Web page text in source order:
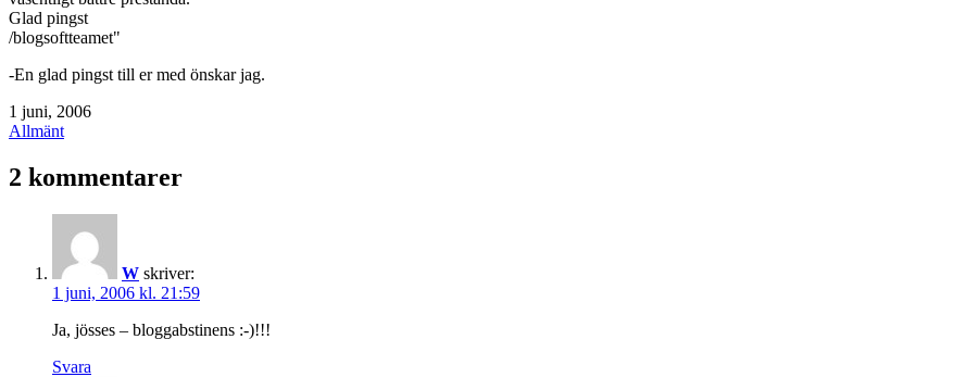
Glad pingst
/blogsoftteamet"
-En glad pingst till er med önskar jag.
Publicerat
den
1 juni, 2006
Kategoriserat
Allmänt
2 kommentarer
W skriver:
1 juni, 2006 kl. 21:59
Ja, jösses – bloggabstinens :-)!!!
Svara